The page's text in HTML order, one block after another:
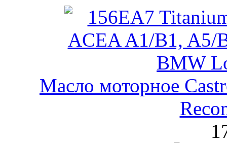
Масло моторное